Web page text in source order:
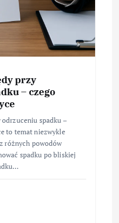
przy
– czego
odrzuceniu spadku –
to temat niezwykle
różnych powodów
spadku po bliskiej